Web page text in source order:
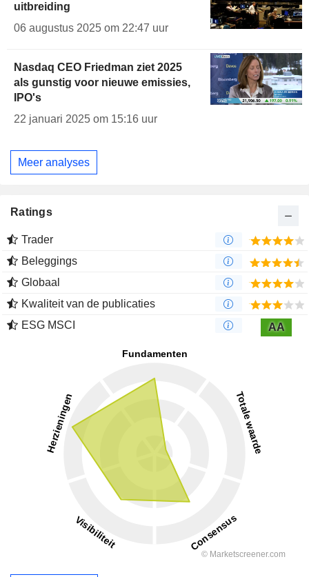
uitbreiding
06 augustus 2025 om 22:47 uur
Nasdaq CEO Friedman ziet 2025
als gunstig voor nieuwe emissies,
IPO's
22 januari 2025 om 15:16 uur
Meer analyses
Ratings
Trader
Beleggings
Globaal
Kwaliteit van de publicaties
ESG MSCI
AA